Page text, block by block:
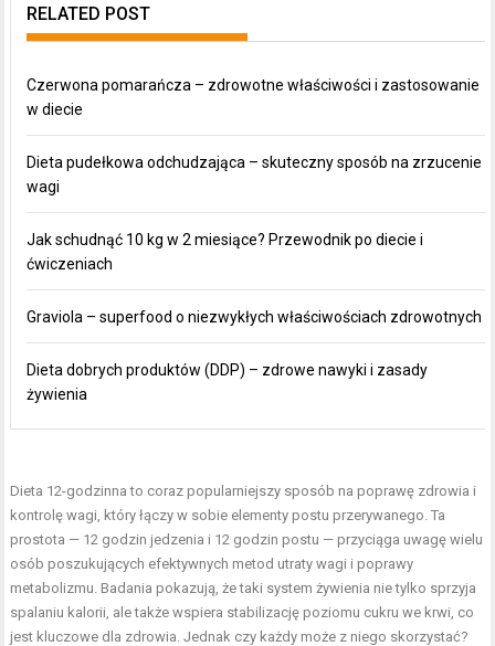
RELATED POST
Czerwona pomarańcza – zdrowotne właściwości i zastosowanie
w diecie
Dieta pudełkowa odchudzająca – skuteczny sposób na zrzucenie
wagi
Jak schudnąć 10 kg w 2 miesiące? Przewodnik po diecie i
ćwiczeniach
Graviola – superfood o niezwykłych właściwościach zdrowotnych
Dieta dobrych produktów (DDP) – zdrowe nawyki i zasady
żywienia
Dieta 12-godzinna to coraz popularniejszy sposób na poprawę zdrowia i
kontrolę wagi, który łączy w sobie elementy postu przerywanego. Ta
prostota — 12 godzin jedzenia i 12 godzin postu — przyciąga uwagę wielu
osób poszukujących efektywnych metod utraty wagi i poprawy
metabolizmu. Badania pokazują, że taki system żywienia nie tylko sprzyja
spalaniu kalorii, ale także wspiera stabilizację poziomu cukru we krwi, co
jest kluczowe dla zdrowia. Jednak czy każdy może z niego skorzystać?